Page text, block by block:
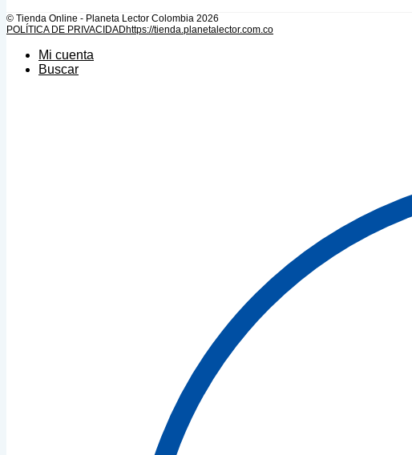
© Tienda Online - Planeta Lector Colombia 2026
POLÍTICA DE PRIVACIDADhttps://tienda.planetalector.com.co
Mi cuenta
Buscar